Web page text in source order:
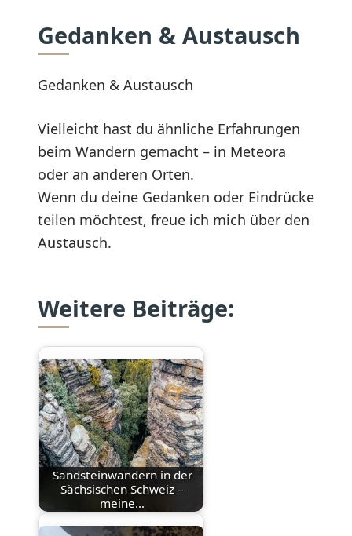
Gedanken & Austausch
Gedanken & Austausch
Vielleicht hast du ähnliche Erfahrungen
beim Wandern gemacht – in Meteora
oder an anderen Orten.
Wenn du deine Gedanken oder Eindrücke
teilen möchtest, freue ich mich über den
Austausch.
Weitere Beiträge:
Sandsteinwandern in der
Sächsischen Schweiz –
meine…